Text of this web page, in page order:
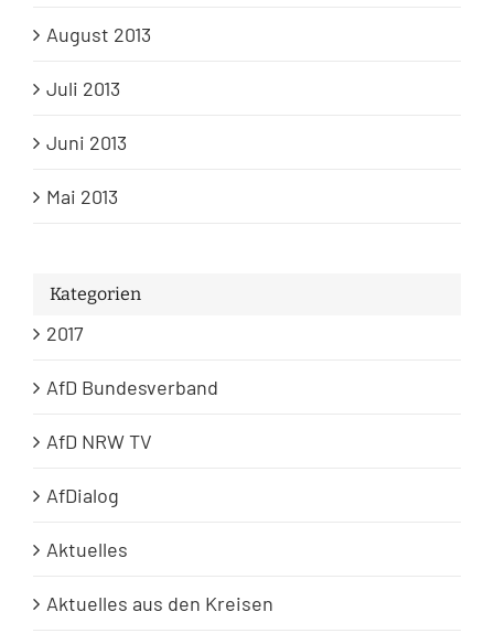
August 2013
Juli 2013
Juni 2013
Mai 2013
Kategorien
2017
AfD Bundesverband
AfD NRW TV
AfDialog
Aktuelles
Aktuelles aus den Kreisen